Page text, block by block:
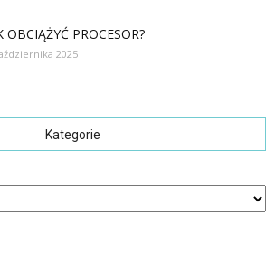
OBCIĄŻYĆ PROCESOR?
2025
Kategorie